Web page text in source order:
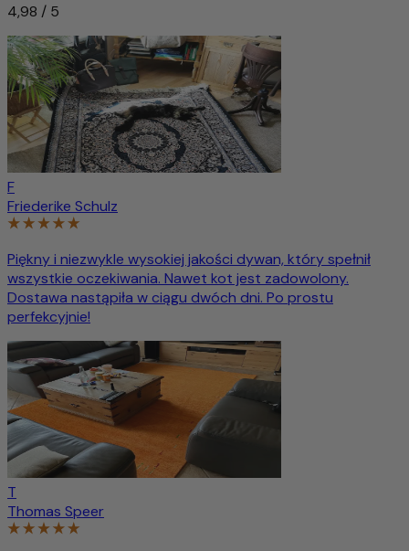
4,98 / 5
F
Friederike Schulz
Piękny i niezwykle wysokiej jakości dywan, który spełnił
wszystkie oczekiwania. Nawet kot jest zadowolony.
Dostawa nastąpiła w ciągu dwóch dni. Po prostu
perfekcyjnie!
T
Thomas Speer